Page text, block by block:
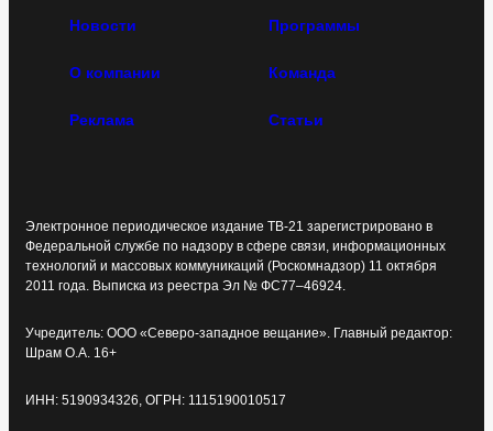
Новости Программы
О компании Команда
Реклама Статьи
Электронное периодическое издание ТВ-21 зарегистрировано в
Федеральной службе по надзору в сфере связи, информационных
технологий и массовых коммуникаций (Роскомнадзор) 11 октября
2011 года. Выписка из реестра Эл № ФС77–46924.
Учредитель: ООО «Северо-западное вещание». Главный редактор:
Шрам О.А. 16+
ИНН: 5190934326, ОГРН: 1115190010517